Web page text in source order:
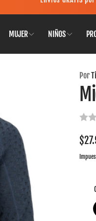
MUJER NIÑOS
Por
disponible, normalmente está
Central 1580
Condes RM